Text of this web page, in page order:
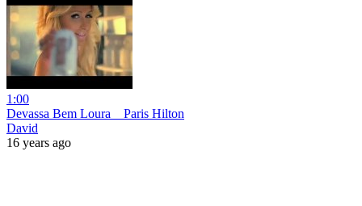
1:00
Devassa Bem Loura _ Paris Hilton
David
16 years ago